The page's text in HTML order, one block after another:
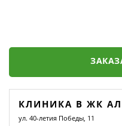
КЛИНИКА В ЖК
ул. 40-летия Победы, 11